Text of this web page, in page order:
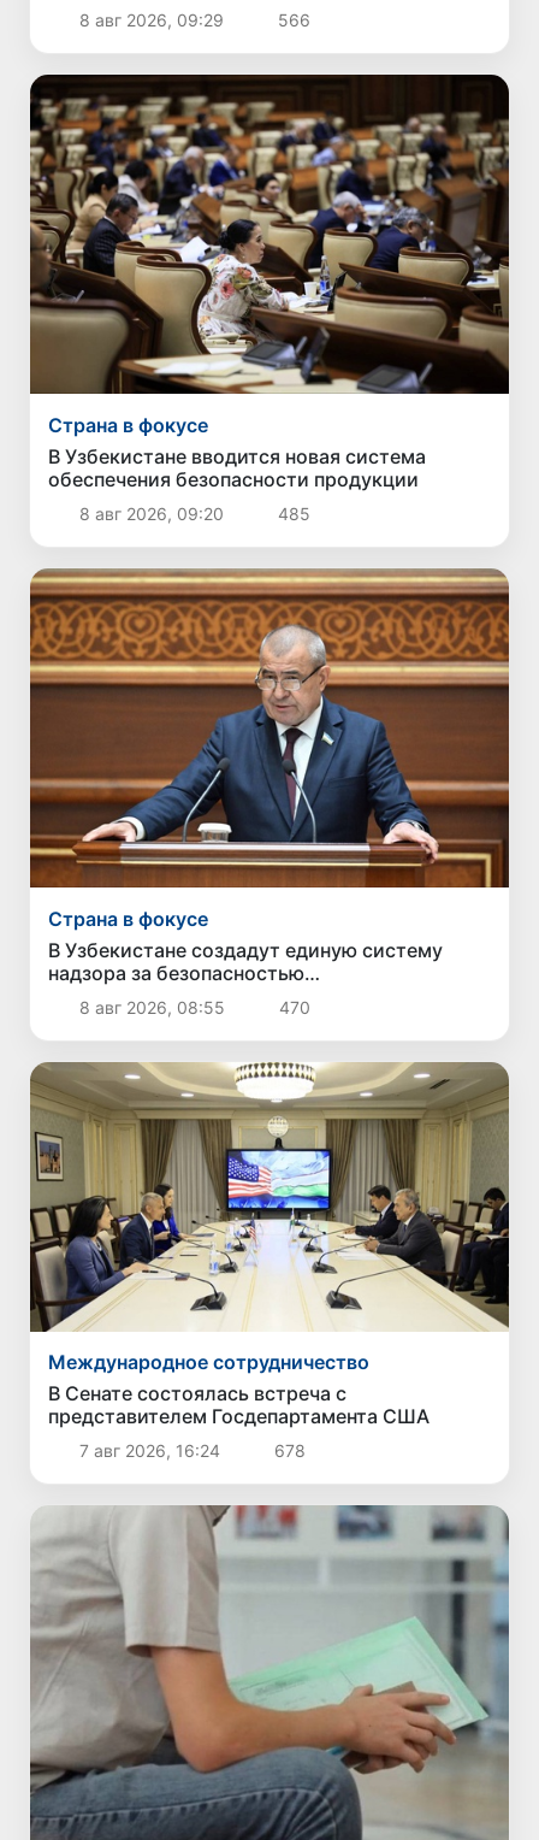
8 авг 2026, 09:29 566
Страна в фокусе
В Узбекистане вводится новая система
обеспечения безопасности продукции
8 авг 2026, 09:20 485
Страна в фокусе
В Узбекистане создадут единую систему
надзора за безопасностью
непродовольственных товаров
8 авг 2026, 08:55 470
Международное сотрудничество
В Сенате состоялась встреча с
представителем Госдепартамента США
7 авг 2026, 16:24 678